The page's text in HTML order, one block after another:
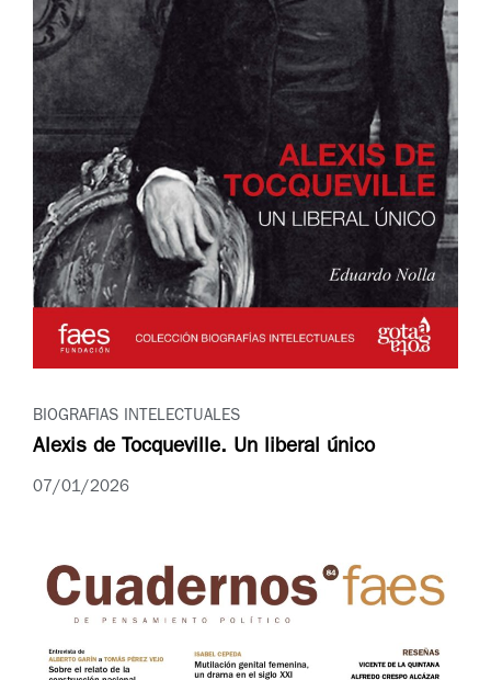
BIOGRAFIAS INTELECTUALES
Alexis de Tocqueville. Un liberal único
07/01/2026